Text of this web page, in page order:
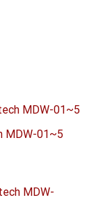
MDW-01~5
MDW-01~5
MDW-